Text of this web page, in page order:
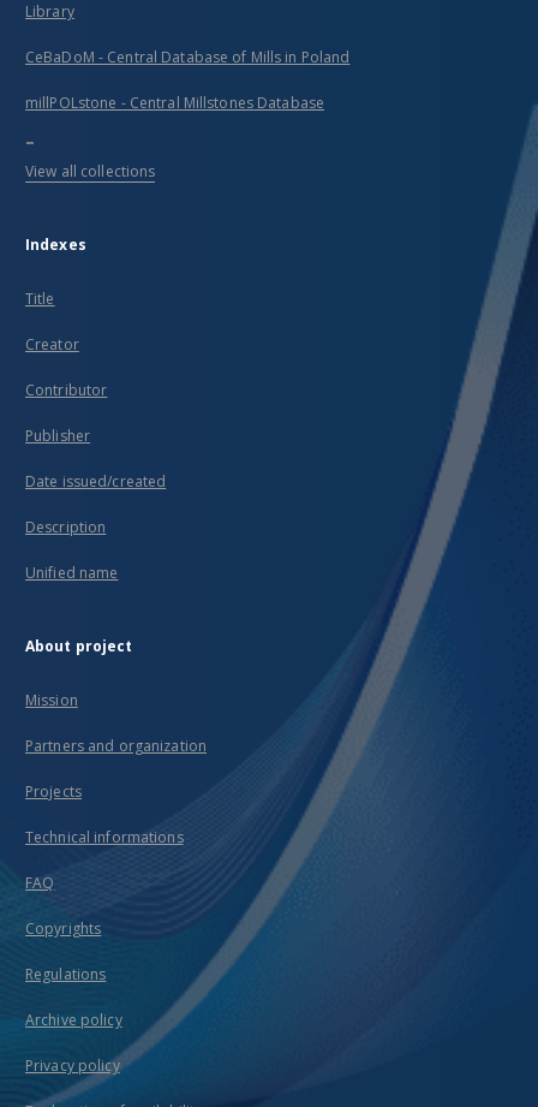
Library
CeBaDoM - Central Database of Mills in Poland
millPOLstone - Central Millstones Database
...
View all collections
Indexes
Title
Creator
Contributor
Publisher
Date issued/created
Description
Unified name
About project
Mission
Partners and organization
Projects
Technical informations
FAQ
Copyrights
Regulations
Archive policy
Privacy policy